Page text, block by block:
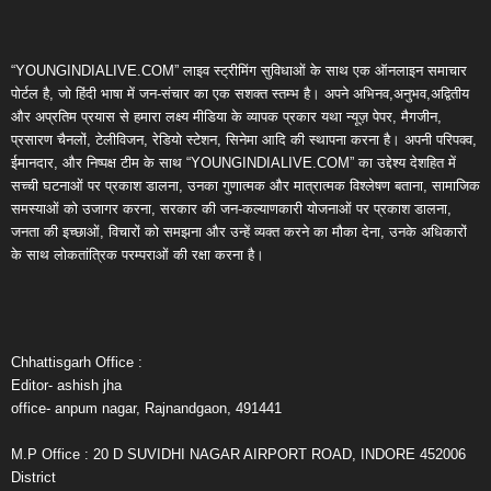
“YOUNGINDIALIVE.COM” लाइव स्ट्रीमिंग सुविधाओं के साथ एक ऑनलाइन समाचार
पोर्टल है, जो हिंदी भाषा में जन-संचार का एक सशक्त स्तम्भ है। अपने अभिनव,अनुभव,अद्वितीय
और अप्रतिम प्रयास से हमारा लक्ष्य मीडिया के व्यापक प्रकार यथा न्यूज़ पेपर, मैगजीन,
प्रसारण चैनलों, टेलीविजन, रेडियो स्टेशन, सिनेमा आदि की स्थापना करना है। अपनी परिपक्व,
ईमानदार, और निष्पक्ष टीम के साथ “YOUNGINDIALIVE.COM” का उद्देश्य देशहित में
सच्ची घटनाओं पर प्रकाश डालना, उनका गुणात्मक और मात्रात्मक विश्लेषण बताना, सामाजिक
समस्याओं को उजागर करना, सरकार की जन-कल्याणकारी योजनाओं पर प्रकाश डालना,
जनता की इच्छाओं, विचारों को समझना और उन्हें व्यक्त करने का मौका देना, उनके अधिकारों
के साथ लोकतांत्रिक परम्पराओं की रक्षा करना है।
Chhattisgarh Office :
Editor- ashish jha
office- anpum nagar, Rajnandgaon, 491441
M.P Office : 20 D SUVIDHI NAGAR AIRPORT ROAD, INDORE 452006
District